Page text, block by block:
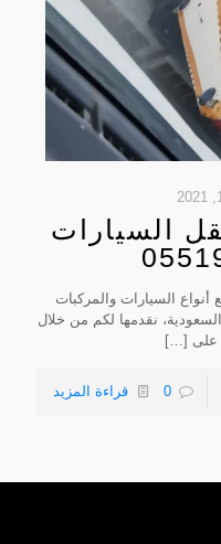
السيارات
السيارات والمركبات
السعودية، نقدمها لكم من خلال
على […]
0 قراءة المزيد